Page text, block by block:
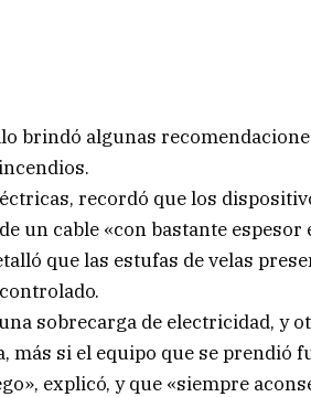
brindó algunas
recordó que los
un cable «con bastante
que las estufas de velas
sobrecarga de electricidad, y
más si el equipo que se prendió
explicó, y que «siempre